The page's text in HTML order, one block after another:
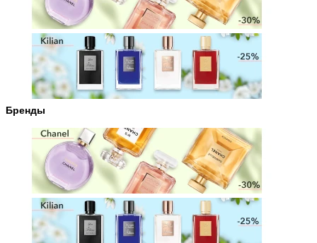
Бренды